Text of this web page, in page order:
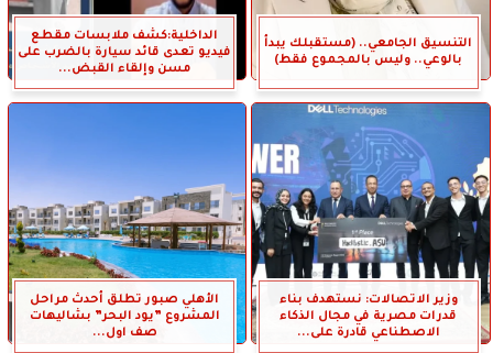
التنسيق الجامعي.. (مستقبلك يبدأ
بالوعي.. وليس بالمجموع فقط)
الداخلية:كشف ملابسات مقطع
فيديو تعدى قائد سيارة بالضرب على
مسن وإلقاء القبض...
وزير الاتصالات: نستهدف بناء
قدرات مصرية في مجال الذكاء
الاصطناعي قادرة على...
الأهلي صبور تطلق أحدث مراحل
المشروع ”يود البحر” بشاليهات
صف اول...